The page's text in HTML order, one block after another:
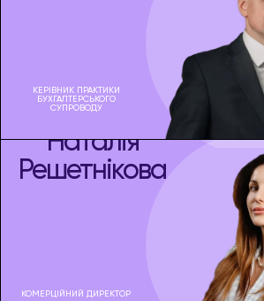
КЕРІВНИК ПРАКТИКИ
БУХГАЛТЕРСЬКОГО
СУПРОВОДУ
Наталія
Решетнікова
КОМЕРЦІЙНИЙ ДИРЕКТОР